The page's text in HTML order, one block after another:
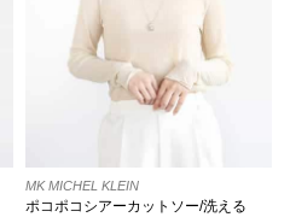
MK MICHEL KLEIN
ポコポコシアーカットソー/洗える